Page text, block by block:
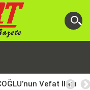
Vefat İlanı